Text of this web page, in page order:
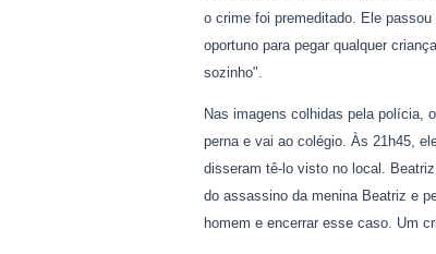
o crime foi premeditado. Ele
oportuno para pegar qualquer
sozinho".
Nas imagens colhidas pela polícia,
perna e vai ao colégio. Às 21h45,
disseram tê-lo visto no local.
do assassino da menina Beatriz e
homem e encerrar esse caso. Um